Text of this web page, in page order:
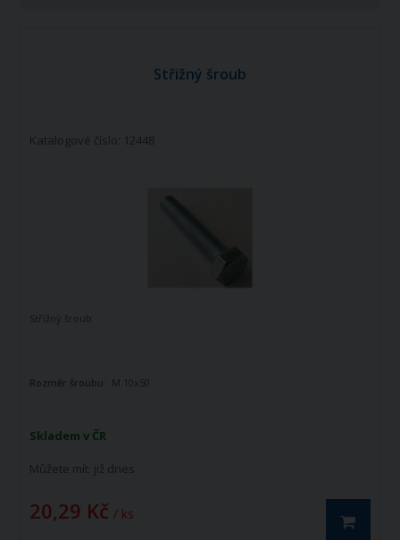
Střižný šroub
Katalogové číslo: 12448
Skladem v ČR
Můžete mít: již dnes
20,29 Kč / ks
Střižný šroub
Rozměr šroubu: M 10x50